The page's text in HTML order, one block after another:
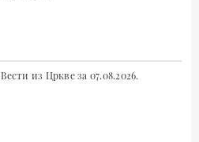
Вести из Цркве за 07.08.2026.